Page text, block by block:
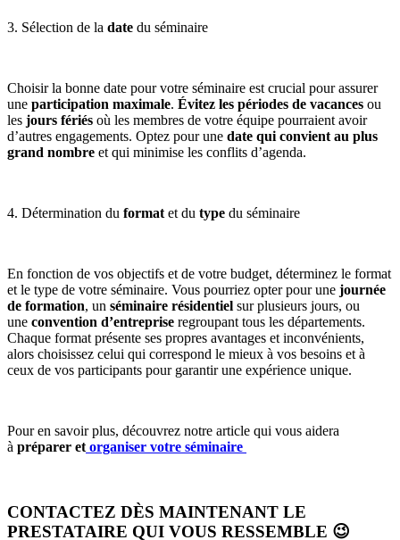
3. Sélection de la date du séminaire
Choisir la bonne date pour votre séminaire est crucial pour assurer
une participation maximale. Évitez les périodes de vacances ou
les jours fériés où les membres de votre équipe pourraient avoir
d’autres engagements. Optez pour une date qui convient au plus
grand nombre et qui minimise les conflits d’agenda.
4. Détermination du format et du type du séminaire
En fonction de vos objectifs et de votre budget, déterminez le format
et le type de votre séminaire. Vous pourriez opter pour une journée
de formation, un séminaire résidentiel sur plusieurs jours, ou
une convention d’entreprise regroupant tous les départements.
Chaque format présente ses propres avantages et inconvénients,
alors choisissez celui qui correspond le mieux à vos besoins et à
ceux de vos participants pour garantir une expérience unique.
Pour en savoir plus, découvrez notre article qui vous aidera
à préparer et organiser votre séminaire
CONTACTEZ DÈS MAINTENANT LE
PRESTATAIRE QUI VOUS RESSEMBLE 😉